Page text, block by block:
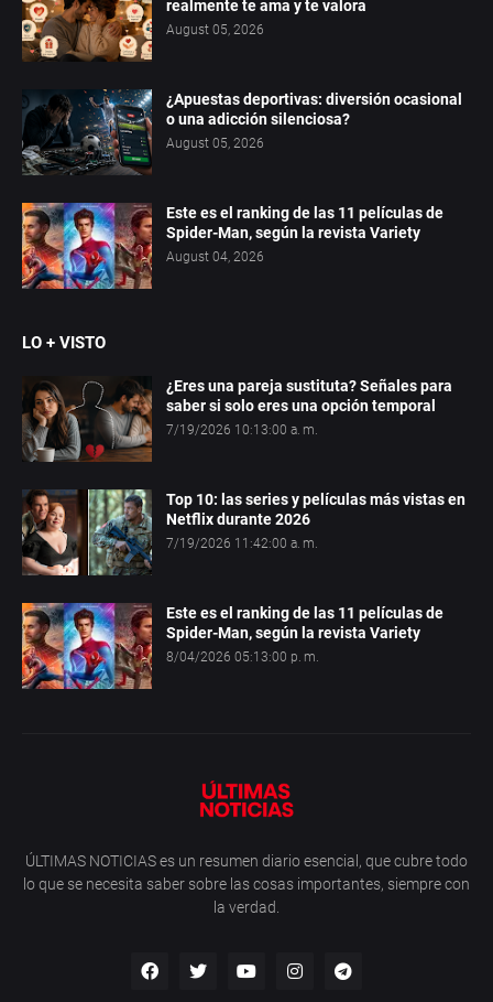
realmente te ama y te valora
August 05, 2026
¿Apuestas deportivas: diversión ocasional
o una adicción silenciosa?
August 05, 2026
Este es el ranking de las 11 películas de
Spider-Man, según la revista Variety
August 04, 2026
LO + VISTO
¿Eres una pareja sustituta? Señales para
saber si solo eres una opción temporal
7/19/2026 10:13:00 a. m.
Top 10: las series y películas más vistas en
Netflix durante 2026
7/19/2026 11:42:00 a. m.
Este es el ranking de las 11 películas de
Spider-Man, según la revista Variety
8/04/2026 05:13:00 p. m.
ÚLTIMAS NOTICIAS es un resumen diario esencial, que cubre todo
lo que se necesita saber sobre las cosas importantes, siempre con
la verdad.